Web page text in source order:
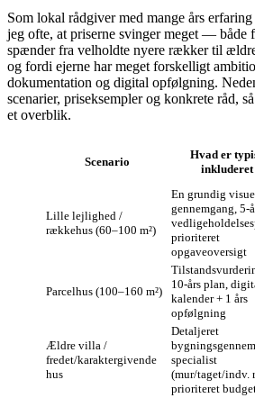
Som lokal rådgiver med mange års
jeg ofte, at priserne svinger meget — både
spænder fra velholdte nyere rækker til
og fordi ejerne har meget forskelligt
dokumentation og digital opfølgning.
scenarier, priseksempler og konkrete råd,
et overblik.
Scenario
Hvad er
inkluderet
Lille lejlighed /
rækkehus (60–100 m²)
En grundig
gennemgang,
prioriteret
opgaveoversigt
Parcelhus (100–160 m²)
10‑års plan,
kalender + 1 års
opfølgning
Ældre villa /
fredet/karaktergivende
hus
Detaljeret
specialist
(mur/taget/indv.
prioriteret